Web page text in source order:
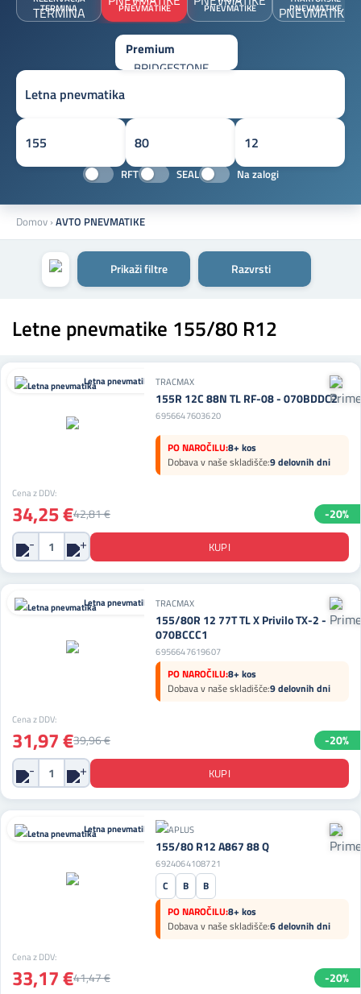
TERMINA PNEVMATIKE PNEVMATIKE PNEVMATIKE
RFT SEAL Na zalogi
Domov ›AVTO PNEVMATIKE
Prikaži filtre Razvrsti
Letne pnevmatike 155/80 R12
Letna pnevmatika TRACMAX
155R 12C 88N TL RF-08 - 070BDDC2
6956647603620
PO NAROČILU:8+ kos
Dobava v naše skladišče:9 delovnih dni
Cena z DDV:
34,25 €42,81 € -20%
Letna pnevmatika TRACMAX
155/80R 12 77T TL X Privilo TX-2 -
070BCCC1
6956647619607
PO NAROČILU:8+ kos
Dobava v naše skladišče:9 delovnih dni
Cena z DDV:
31,97 €39,96 € -20%
Letna pnevmatika
155/80 R12 A867 88 Q
6924064108721
C B
B
PO NAROČILU:8+ kos
Dobava v naše skladišče:6 delovnih dni
Cena z DDV:
33,17 €41,47 € -20%